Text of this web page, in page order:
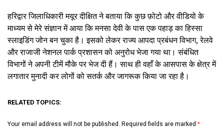
हरिद्वार जिलाधिकारी मयूर दीक्षित ने बताया कि कुछ फ़ोटो और वीडियो के
माध्यम से मेरे संज्ञान में आया कि मनसा देवी के पास एक पहाड़ का हिस्सा
स्लाइडिंग जोन बन चुका है। इसको लेकर राज्य आपदा प्रबंधन विभाग, रेलवे
और राजाजी नेशनल पार्क प्रशासन को अनुरोध भेजा गया था। संबंधित
विभागों ने अपनी टीमें मौके पर भेज दी हैं। साथ ही वहाँ के आसपास के क्षेत्र में
लगातार मुनादी कर लोगों को सतर्क और जागरूक किया जा रहा है।
RELATED TOPICS:
Your email address will not be published. Required fields are marked *